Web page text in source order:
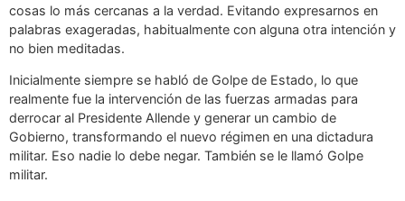
cosas lo más cercanas a la verdad. Evitando expresarnos en
palabras exageradas, habitualmente con alguna otra intención y
no bien meditadas.
Inicialmente siempre se habló de Golpe de Estado, lo que
realmente fue la intervención de las fuerzas armadas para
derrocar al Presidente Allende y generar un cambio de
Gobierno, transformando el nuevo régimen en una dictadura
militar. Eso nadie lo debe negar. También se le llamó Golpe
militar.